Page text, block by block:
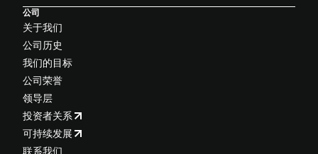
公司
关于我们
公司历史
我们的目标
公司荣誉
领导层
投资者关系
可持续发展
联系我们